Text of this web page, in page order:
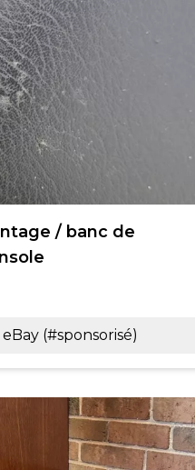
/ banc de
(#sponsorisé)